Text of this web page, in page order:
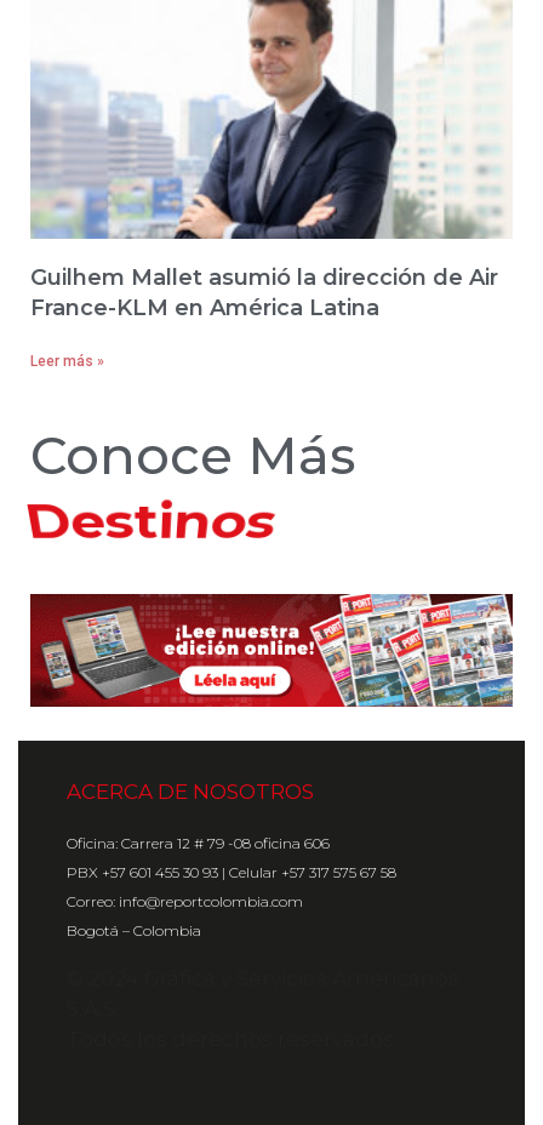
Guilhem Mallet asumió la dirección de Air
France-KLM en América Latina
Leer más »
Conoce Más
Hoteles
ACERCA DE NOSOTROS
Oficina: Carrera 12 # 79 -08 oficina 606
PBX +57 601 455 30 93 | Celular +57 317 575 67 58
Correo: info@reportcolombia.com
Bogotá – Colombia